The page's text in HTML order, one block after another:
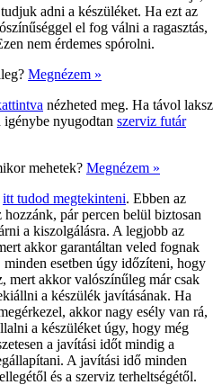
adni a készüléket. Ha ezt az
el fog válni a ragasztás,
nem érdemes spórolni.
Megnézem »
nézheted meg. Ha távol laksz
nyugodtan szerviz futár
mehetek? Megnézem »
itt tudod megtekinteni. Ebben az
pár percen belül biztosan
a kiszolgálásra. A legjobb az
akkor garantáltan veled fognak
esetben úgy időzíteni, hogy
mert akkor valószínűleg már csak
a készülék javításának. Ha
akkor nagy esély van rá,
a készüléket úgy, hogy még
a javítási időt mindig a
A javítási idő minden
és a szerviz terheltségétől.